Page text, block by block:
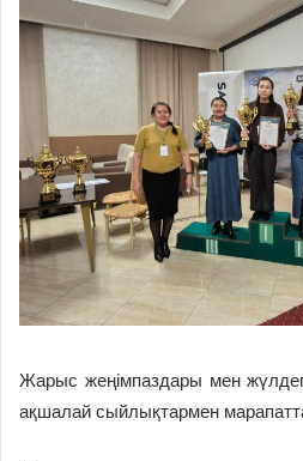
Жарыс жеңімпаздары мен
ақшалай сыйлықтармен